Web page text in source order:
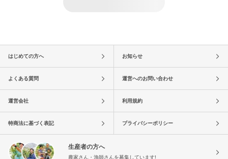
はじめての方へ お知らせ
よくある質問 運営へのお問い合わせ
運営会社 利用規約
特商法に基づく表記 プライバシーポリシー
生産者の方へ
農家さん・漁師さんを募集しています!